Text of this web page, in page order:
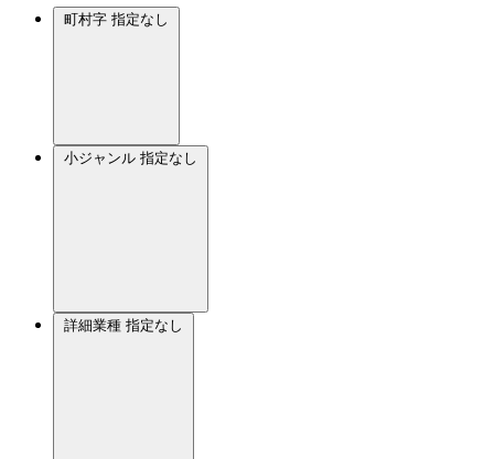
町村字 指定なし
小ジャンル 指定なし
詳細業種 指定なし